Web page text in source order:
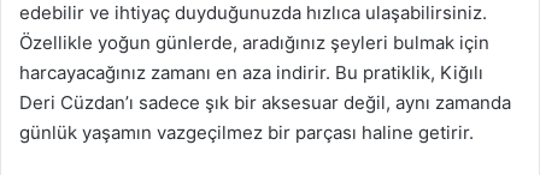
edebilir ve ihtiyaç duyduğunuzda hızlıca ulaşabilirsiniz.
Özellikle yoğun günlerde, aradığınız şeyleri bulmak için
harcayacağınız zamanı en aza indirir. Bu pratiklik, Kiğılı
Deri Cüzdan’ı sadece şık bir aksesuar değil, aynı zamanda
günlük yaşamın vazgeçilmez bir parçası haline getirir.